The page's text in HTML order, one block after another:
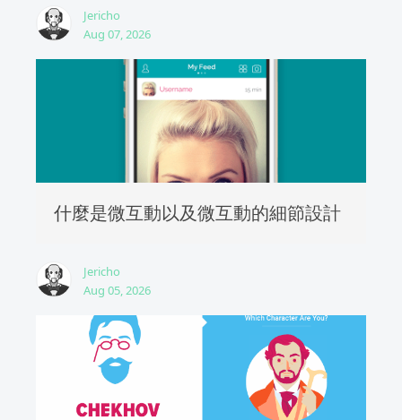
Jericho
Aug 07, 2026
什麼是微互動以及微互動的細節設計
Jericho
Aug 05, 2026